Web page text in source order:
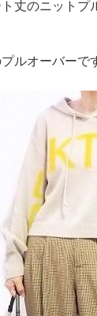
丈のニットプ
ルオーバーで